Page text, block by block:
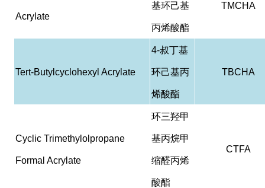
Acrylate
基环己基
丙烯酸酯
TMCHA
Tert-Butylcyclohexyl Acrylate
4-叔丁基
环己基丙
烯酸酯
TBCHA
Cyclic Trimethylolpropane
Formal Acrylate
环三羟甲
基丙烷甲
缩醛丙烯
酸酯
CTFA